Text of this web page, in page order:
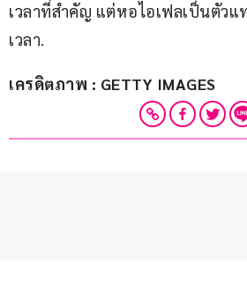
เวลาที่สำคัญ แต่หอไอเฟลเป็นตัวแ
เวลา.
เครดิตภาพ : GETTY IMAGES